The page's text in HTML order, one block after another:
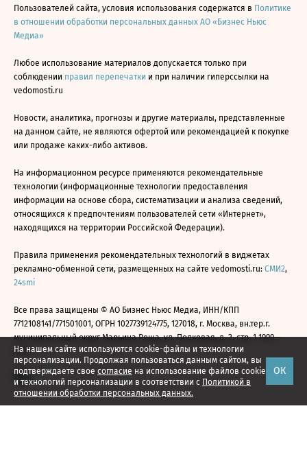
На нашем сайте используются cookie-файлы и технологии
персонализации. Продолжая пользоваться данным сайтом, вы
подтверждаете свое согласие на использование файлов cookie
и технологий персонализации в соответствии с Политикой в
отношении обработки персональных данных.
ОК
Пользователей сайта, условия использования содержатся в Политике
в отношении обработки персональных данных АО «Бизнес Ньюс
Медиа»
Любое использование материалов допускается только при
соблюдении правил перепечатки и при наличии гиперссылки на
vedomosti.ru
Новости, аналитика, прогнозы и другие материалы, представленные
на данном сайте, не являются офертой или рекомендацией к покупке
или продаже каких-либо активов.
На информационном ресурсе применяются рекомендательные
технологии (информационные технологии предоставления
информации на основе сбора, систематизации и анализа сведений,
относящихся к предпочтениям пользователей сети «Интернет»,
находящихся на территории Российской Федерации).
Правила применения рекомендательных технологий в виджетах
рекламно-обменной сети, размещенных на сайте vedomosti.ru: СМИ2,
24smi
Все права защищены © АО Бизнес Ньюс Медиа, ИНН/КПП
7712108141/771501001, ОГРН 1027739124775, 127018, г. Москва, вн.тер.г.
муниципальный округ Марьина Роща, ул. Полковая, д. 3, стр. 1 1999—
2026